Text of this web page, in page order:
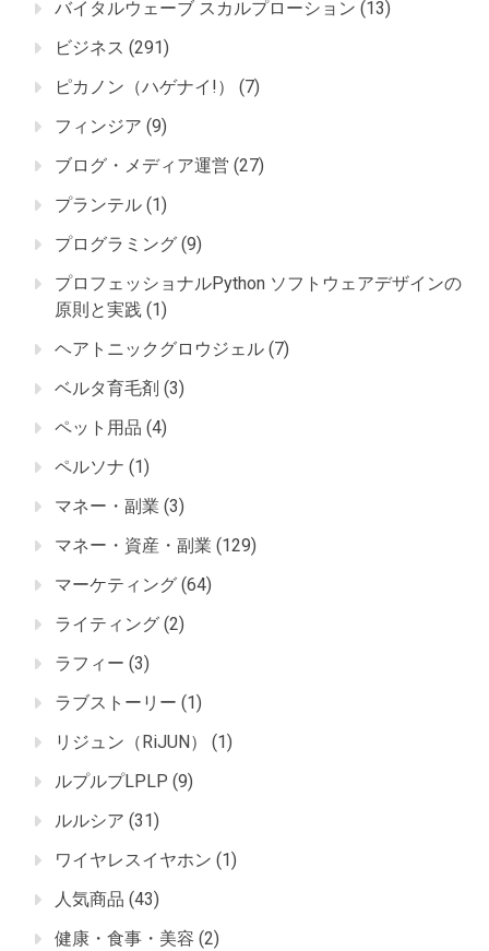
バイタルウェーブ スカルプローション (13)
ビジネス (291)
ピカノン（ハゲナイ!）
(7)
フィンジア (9)
ブログ・メディア運営 (27)
プランテル (1)
プログラミング (9)
プロフェッショナルPython ソフトウェアデザインの
原則と実践 (1)
ヘアトニックグロウジェル (7)
ベルタ育毛剤 (3)
ペット用品 (4)
ペルソナ (1)
マネー・副業 (3)
マネー・資産・副業 (129)
マーケティング (64)
ライティング (2)
ラフィー (3)
ラブストーリー (1)
リジュン（RiJUN）
(1)
ルプルプLPLP (9)
ルルシア (31)
ワイヤレスイヤホン (1)
人気商品 (43)
健康・食事・美容 (2)